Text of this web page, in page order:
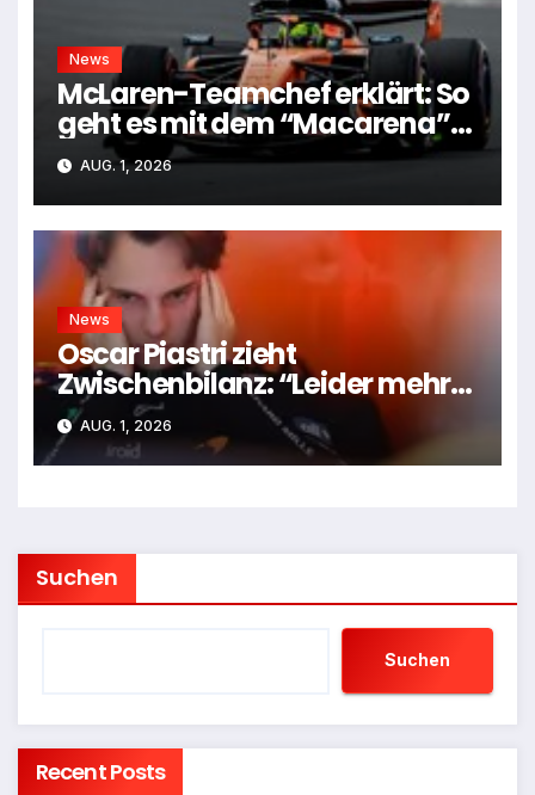
News
McLaren-Teamchef erklärt: So
geht es mit dem “Macarena”-
Flügel weiter
AUG. 1, 2026
News
Oscar Piastri zieht
Zwischenbilanz: “Leider mehr
Tiefen als Höhen”
AUG. 1, 2026
Suchen
Suchen
Recent Posts